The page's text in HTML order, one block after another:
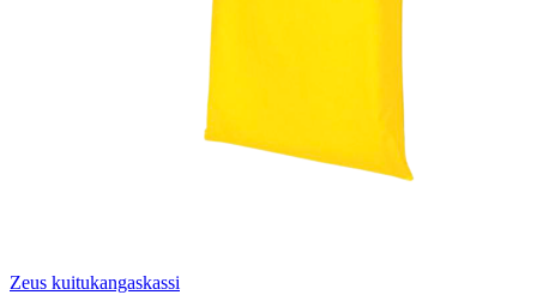
Zeus kuitukangaskassi